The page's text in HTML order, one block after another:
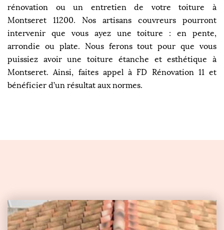
rénovation ou un entretien de votre toiture à
Montseret 11200. Nos artisans couvreurs pourront
intervenir que vous ayez une toiture : en pente,
arrondie ou plate. Nous ferons tout pour que vous
puissiez avoir une toiture étanche et esthétique à
Montseret. Ainsi, faites appel à FD Rénovation 11 et
bénéficier d’un résultat aux normes.